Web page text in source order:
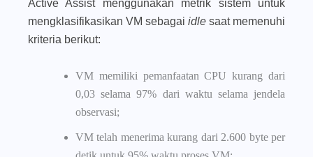
Active Assist menggunakan metrik sistem untuk
mengklasifikasikan VM sebagai idle saat memenuhi
kriteria berikut:
VM memiliki pemanfaatan CPU kurang dari
0,03 selama 97% dari waktu selama jendela
observasi;
VM telah menerima kurang dari 2.600 byte per